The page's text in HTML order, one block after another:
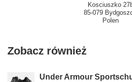
Kosciuszko
85-079
Polen
Zobacz również
Under Armour